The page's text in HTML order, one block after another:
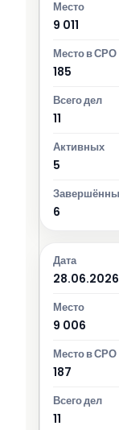
9 011
185
11
5
6
28.06.2026
9 006
187
11